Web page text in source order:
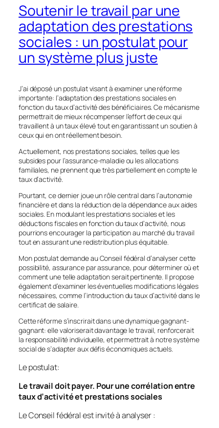
Soutenir le travail par une
adaptation des prestations
sociales : un postulat pour
un système plus juste
J’ai déposé un postulat visant à examiner une réforme
importante: l’adaptation des prestations sociales en
fonction du taux d’activité des bénéficiaires. Ce mécanisme
permettrait de mieux récompenser l’effort de ceux qui
travaillent à un taux élevé tout en garantissant un soutien à
ceux qui en ont réellement besoin.
Actuellement, nos prestations sociales, telles que les
subsides pour l’assurance-maladie ou les allocations
familiales, ne prennent que très partiellement en compte le
taux d’activité.
Pourtant, ce dernier joue un rôle central dans l’autonomie
financière et dans la réduction de la dépendance aux aides
sociales. En modulant les prestations sociales et les
déductions fiscales en fonction du taux d’activité, nous
pourrions encourager la participation au marché du travail
tout en assurant une redistribution plus équitable.
Mon postulat demande au Conseil fédéral d’analyser cette
possibilité, assurance par assurance, pour déterminer où et
comment une telle adaptation serait pertinente. Il propose
également d’examiner les éventuelles modifications légales
nécessaires, comme l’introduction du taux d’activité dans le
certificat de salaire.
Cette réforme s’inscrirait dans une dynamique gagnant-
gagnant: elle valoriserait davantage le travail, renforcerait
la responsabilité individuelle, et permettrait à notre système
social de s’adapter aux défis économiques actuels.
Le postulat:
Le travail doit payer. Pour une corrélation entre
taux d’activité et prestations sociales
Le Conseil fédéral est invité à analyser :